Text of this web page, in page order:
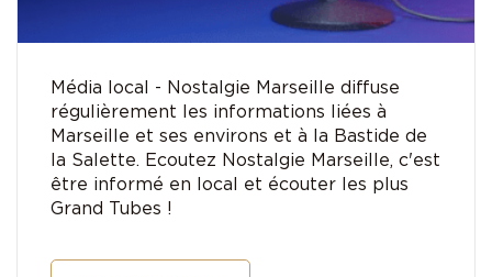
Média local - Nostalgie Marseille diffuse
régulièrement les informations liées à
Marseille et ses environs et à la Bastide de
la Salette. Ecoutez Nostalgie Marseille, c'est
être informé en local et écouter les plus
Grand Tubes !